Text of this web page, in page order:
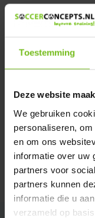
Toestemming
Deze website
We gebruiken
personaliseren,
en om ons
informatie over uw
partners voor
partners kunnen
informatie die u
verzameld op
We helpen u graag
Verstuur email
Description du
Évaluations
Partager